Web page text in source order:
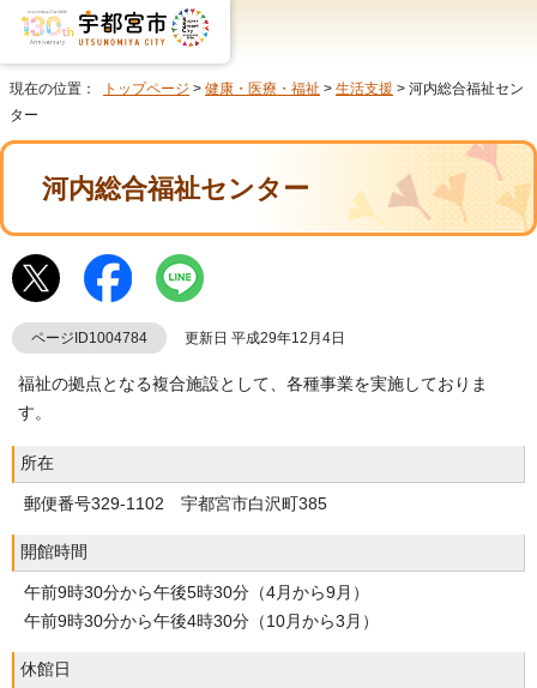
現在の位置： トップページ > 健康・医療・福祉 > 生活支援 > 河内総合福祉セン
ター
河内総合福祉センター
ページID1004784 更新日 平成29年12月4日
福祉の拠点となる複合施設として、各種事業を実施しておりま
す。
所在
郵便番号329-1102 宇都宮市白沢町385
開館時間
午前9時30分から午後5時30分（4月から9月）
午前9時30分から午後4時30分（10月から3月）
休館日